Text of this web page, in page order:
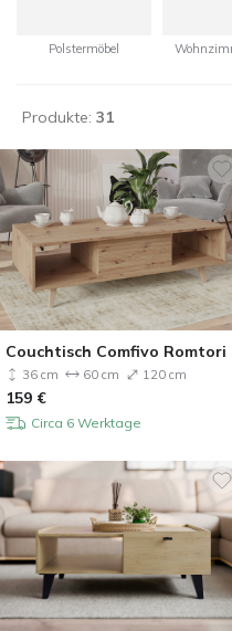
Polstermöbel
Produkte: 31
Couchtisch Comfivo Romtori
36 cm 60 cm 120 cm
159 €
Circa 6 Werktage